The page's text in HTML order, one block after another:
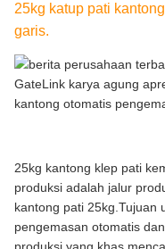
25kg katup pati
garis.
25kg kantong klep pati
produksi adalah jalur
kantong pati 25kg.Tujuan
pengemasan otomatis